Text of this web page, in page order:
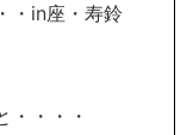
・in座・寿鈴
・・・・